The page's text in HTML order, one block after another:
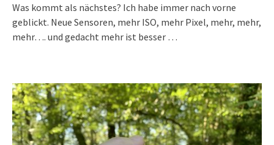
Was kommt als nächstes? Ich habe immer nach vorne
geblickt. Neue Sensoren, mehr ISO, mehr Pixel, mehr, mehr,
mehr…. und gedacht mehr ist besser …